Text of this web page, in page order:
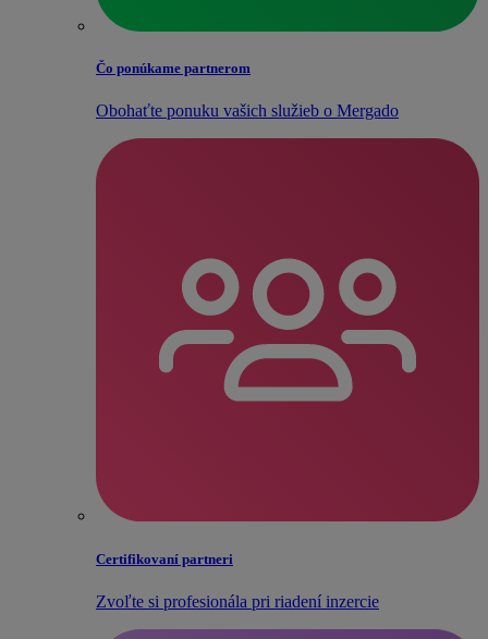
Čo ponúkame partnerom
Obohaťte ponuku vašich služieb o Mergado
Certifikovaní partneri
Zvoľte si profesionála pri riadení inzercie